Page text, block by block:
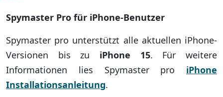
Spymaster Pro für iPhone-Benutzer
Spymaster pro unterstützt alle aktuellen iPhone-
Versionen bis zu iPhone 15. Für weitere
Informationen lies Spymaster pro iPhone
Installationsanleitung.